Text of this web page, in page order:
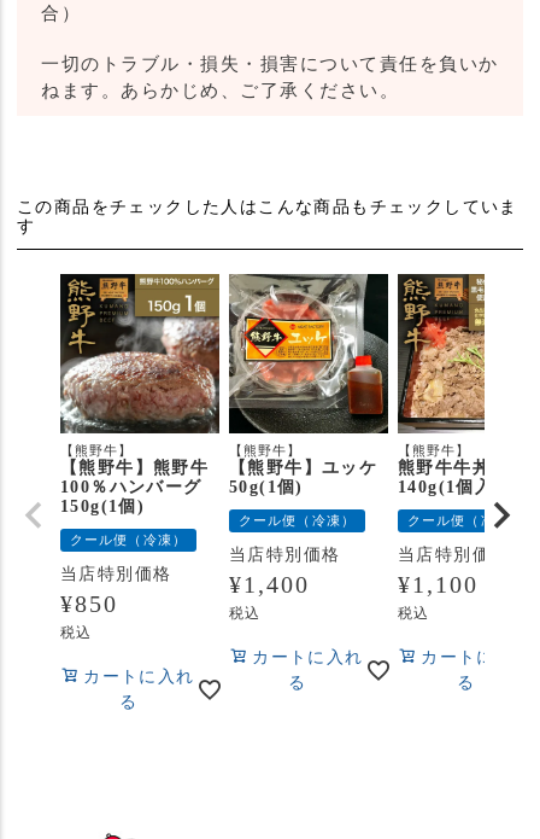
合）
一切のトラブル・損失・損害について責任を負いか
ねます。あらかじめ、ご了承ください。
この商品をチェックした人はこんな商品もチェックしていま
す
【熊野牛】
【熊野牛】熊野牛
100％ハンバーグ
150g(1個)
クール便（冷凍）
当店特別価格
¥850
税込
カートに入れ
る
【熊野牛】
【熊野牛】ユッケ
50g(1個)
クール便（冷凍）
当店特別価格
¥1,400
税込
カートに入れ
る
【熊野牛】
熊野牛牛丼の具
140g(1個入り)
クール便（冷凍）
当店特別価格
¥1,100
税込
カートに入れ
る